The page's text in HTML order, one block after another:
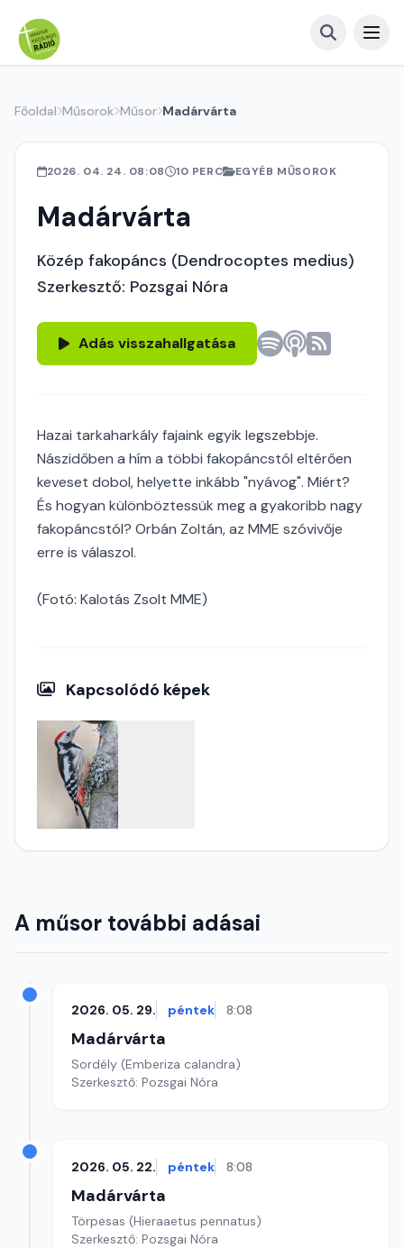
Főoldal Műsorok Műsor Madárvárta
2026. 04. 24. 08:08 10 PERC EGYÉB MŰSOROK
Madárvárta
Közép fakopáncs (Dendrocoptes medius)
Szerkesztő: Pozsgai Nóra
Adás visszahallgatása
Hazai tarkaharkály fajaink egyik legszebbje.
Nászidőben a hím a többi fakopáncstól eltérően
keveset dobol, helyette inkább "nyávog". Miért?
És hogyan különböztessük meg a gyakoribb nagy
fakopáncstól? Orbán Zoltán, az MME szóvivője
erre is válaszol.
(Fotó: Kalotás Zsolt MME)
Kapcsolódó képek
A műsor további adásai
2026. 05. 29. péntek 8:08
Madárvárta
Sordély (Emberiza calandra)
Szerkesztő: Pozsgai Nóra
2026. 05. 22. péntek 8:08
Madárvárta
Törpesas (Hieraaetus pennatus)
Szerkesztő: Pozsgai Nóra